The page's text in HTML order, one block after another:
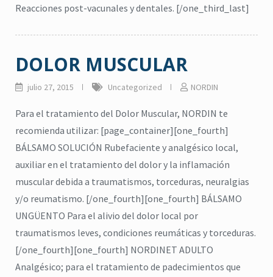
citronela ,
repelente de insectos,
natural de insectos
NORDIN Repelente
de Insectos
$0
Read more
Higiene
jabón para manos
CICADIN JABÓN LÍQUIDO
$0
Read more
Reacciones post-vacunales y dentales. [/one_third_last]
DOLOR MUSCULAR
julio 27, 2015 Uncategorized NORDIN
Para el tratamiento del Dolor Muscular, NORDIN te
recomienda utilizar: [page_container][one_fourth]
BÁLSAMO SOLUCIÓN Rubefaciente y analgésico local,
auxiliar en el tratamiento del dolor y la inflamación
muscular debida a traumatismos, torceduras, neuralgias
y/o reumatismo. [/one_fourth][one_fourth] BÁLSAMO
UNGÜENTO Para el alivio del dolor local por
traumatismos leves, condiciones reumáticas y torceduras.
[/one_fourth][one_fourth] NORDINET ADULTO
Analgésico; para el tratamiento de padecimientos que